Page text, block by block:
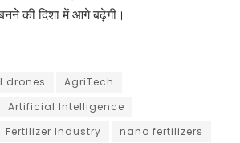
की दिशा में आगे बढ़ेगी।
drones
AgriTech
Artificial Intelligence
Fertilizer Industry
nano fertilizers